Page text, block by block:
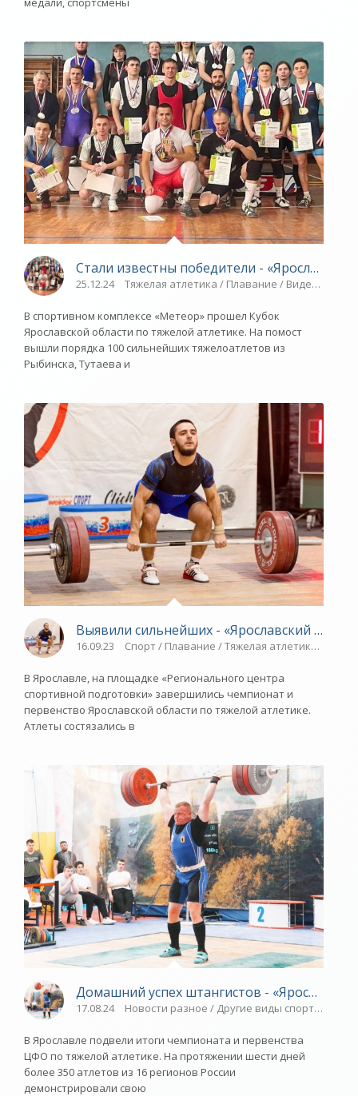
Стали известны победители - «Ярославский
25.12.24 Тяжелая атлетика / Плавание / Видео
В спортивном комплексе «Метеор» прошел Кубок
Ярославской области по тяжелой атлетике. На помост
вышли порядка 100 сильнейших тяжелоатлетов из
Рыбинска, Тутаева и
Выявили сильнейших - «Ярославский спорт»
16.09.23 Спорт / Плавание / Тяжелая атлетика /
В Ярославле, на площадке «Регионального центра
спортивной подготовки» завершились чемпионат и
первенство Ярославской области по тяжелой атлетике.
Атлеты состязались в
Домашний успех штангистов -
17.08.24 Новости разное / Другие виды спорта /
В Ярославле подвели итоги чемпионата и первенства
ЦФО по тяжелой атлетике. На протяжении шести дней
более 350 атлетов из 16 регионов России
демонстрировали свою